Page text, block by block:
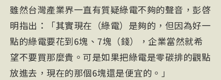
雖然台灣產業界一直有質疑綠電不夠的聲音，彭啓
明指出：「其實現在（綠電）是夠的，但因為好一
點的綠電要花到6塊、7塊（錢），企業當然就希
望不要買那麼貴。可是如果把綠電是零碳排的觀點
放進去，現在的那個6塊還是便宜的。」